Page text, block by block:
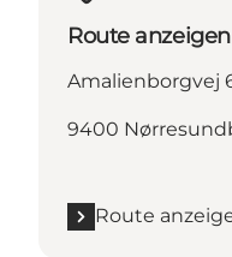
Route anzeigen
Amalienborgvej
9400
Route